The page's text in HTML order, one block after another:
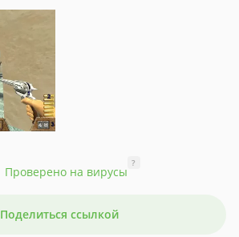
Проверено на вирусы
?
Поделиться ссылкой